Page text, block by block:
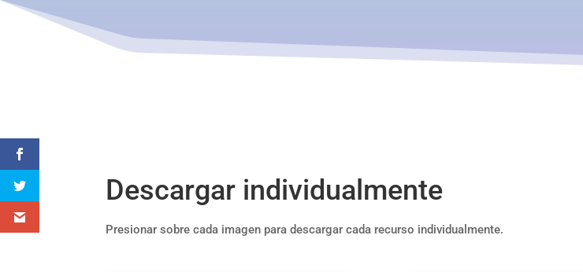
Descargar individualmente
Presionar sobre cada imagen para descargar cada recurso individualmente.